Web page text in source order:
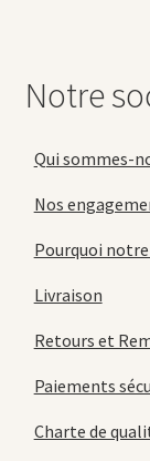
Notre
Qui sommes-
Nos
Pourquoi
Livraison
Retours et
Paiements
Charte de